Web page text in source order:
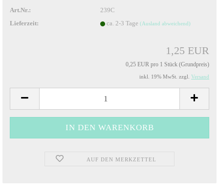
Art.Nr.:
239C
Lieferzeit:
ca. 2-3 Tage (Ausland abweichend)
1,25 EUR
0,25 EUR pro 1 Stück (Grundpreis)
inkl. 19% MwSt. zzgl. Versand
AUF DEN MERKZETTEL